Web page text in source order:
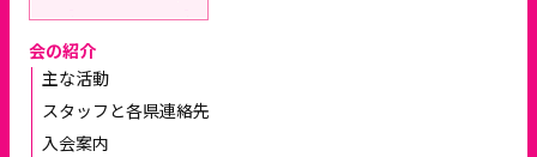
会の紹介
主な活動
スタッフと各県連絡先
入会案内